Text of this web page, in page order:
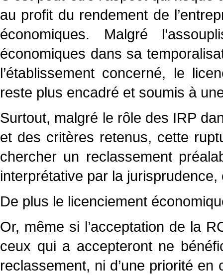
au profit du rendement de
économiques. Malgré
économiques dans sa
l’établissement concerné, le
reste plus encadré et soumis à
Surtout, malgré le rôle des IRP
et des critères retenus, cette
chercher un reclassement
interprétative par la
De plus le licenciement
Or, même si l’acceptation de la
ceux qui a accepteront ne
reclassement, ni d’une priorité